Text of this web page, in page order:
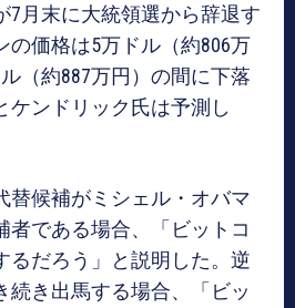
7月末に大統領選から辞退す
の価格は5万ドル（約806万
（約887万円）の間に下落
ケンドリック氏は予測し
替候補がミシェル・オバマ
者である場合、「ビットコ
るだろう」と説明した。逆
続き出馬する場合、「ビッ